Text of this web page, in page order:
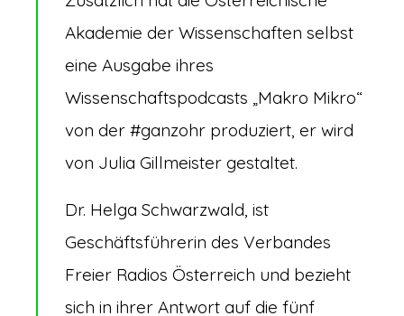
Akademie der Wissenschaften selbst
eine Ausgabe ihres
Wissenschaftspodcasts „Makro Mikro“
von der #ganzohr produziert, er wird
von Julia Gillmeister gestaltet.
Dr. Helga Schwarzwald, ist
Geschäftsführerin des Verbandes
Freier Radios Österreich und bezieht
sich in ihrer Antwort auf die fünf